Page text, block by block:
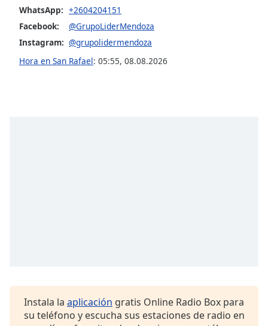
Font
Family
Reset
WhatsApp: +2604204151
Facebook:
@GrupoLiderMendoza
Instagram: @grupolidermendoza
Hora en San Rafael: 05:55, 08.08.2026
Instala la aplicación gratis Online Radio Box para
su teléfono y escucha sus estaciones de radio en